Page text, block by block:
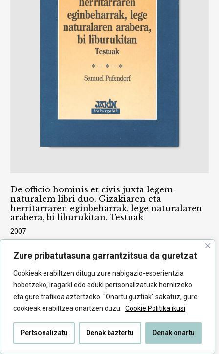
Zure pribatutasuna garrantzitsua da guretzat
Cookieak erabiltzen ditugu zure nabigazio-esperientzia
hobetzeko, iragarki edo eduki pertsonalizatuak hornitzeko
eta gure trafikoa aztertzeko. "Onartu guztiak" sakatuz, gure
cookieak erabiltzea onartzen duzu.
Cookie Politika ikusi
Pertsonalizatu Denak baztertu Denak onartu
De officio hominis et civis juxta legem
naturalem libri duo. Gizakiaren eta
herritarraren eginbeharrak, lege naturalaren
arabera, bi liburukitan. Testuak
2007